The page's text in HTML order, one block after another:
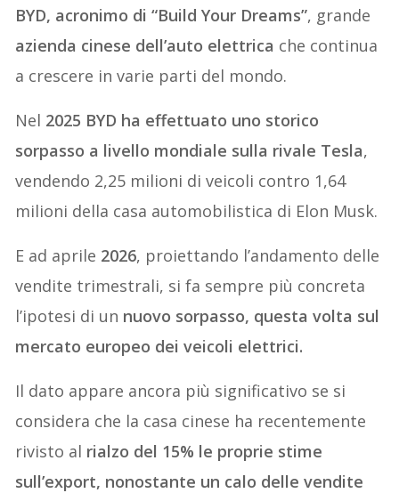
BYD, acronimo di “Build Your Dreams”, grande
azienda cinese dell’auto elettrica che continua
a crescere in varie parti del mondo.
Nel 2025 BYD ha effettuato uno storico
sorpasso a livello mondiale sulla rivale Tesla,
vendendo 2,25 milioni di veicoli contro 1,64
milioni della casa automobilistica di Elon Musk.
E ad aprile 2026, proiettando l’andamento delle
vendite trimestrali, si fa sempre più concreta
l’ipotesi di un nuovo sorpasso, questa volta sul
mercato europeo dei veicoli elettrici.
Il dato appare ancora più significativo se si
considera che la casa cinese ha recentemente
rivisto al rialzo del 15% le proprie stime
sull’export, nonostante un calo delle vendite